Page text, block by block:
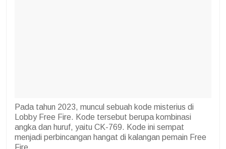
Pada tahun 2023, muncul sebuah kode misterius di
Lobby Free Fire. Kode tersebut berupa kombinasi
angka dan huruf, yaitu CK-769. Kode ini sempat
menjadi perbincangan hangat di kalangan pemain Free